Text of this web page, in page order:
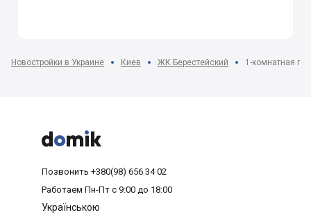
Новостройки в Украине Киев ЖК Берестейский 1-комнатная



Позвонить +380(98) 656 34 02
Работаем Пн-Пт с 9:00 до 18:00
Українською